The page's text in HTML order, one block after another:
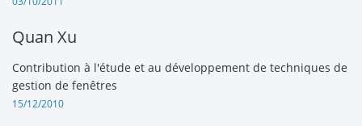
Quan Xu
Contribution à l'étude et au développement de techniques de
gestion de fenêtres
15/12/2010